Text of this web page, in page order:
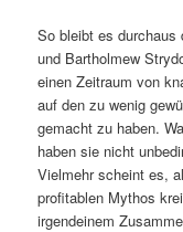
So bleibt es durchaus
und Bartholmew
einen Zeitraum von
auf den zu wenig
gemacht zu haben.
haben sie nicht
Vielmehr scheint es,
profitablen Mythos
irgendeinem